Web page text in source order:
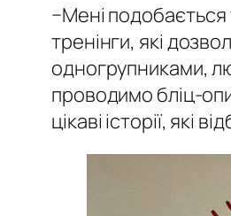
−Мені подобається
тренінги, які
одногрупниками,
проводимо бліц-
цікаві історії,